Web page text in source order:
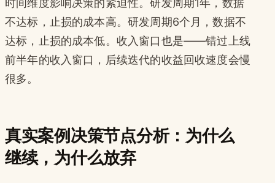
时间维度影响决策的紧迫性。研发周期1年，数据
不达标，止损的成本高。研发周期6个月，数据不
达标，止损的成本低。收入窗口也是——错过上线
前半年的收入窗口，后续迭代的收益回收速度会慢
很多。
真实案例决策节点分析：为什么
继续，为什么放弃